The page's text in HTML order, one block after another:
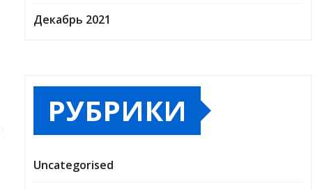
Декабрь 2021
РУБРИКИ
Uncategorised